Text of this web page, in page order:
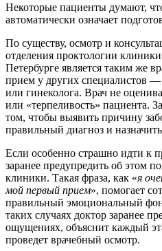
Некоторые пациенты думают,
автоматически означает
По существу, осмотр и
отделения проктологии
Петербурге является таким же
прием у других специалистов —
или гинеколога. Врач не
или «терпеливость» пациента.
том, чтобы выявить причину
правильный диагноз и
Если особенно страшно идти к
заранее предупредить об этом
клиники. Такая фраза, как «я
мой первый прием», помогает
правильный эмоциональный
таких случаях доктор заранее
ощущениях, объяснит каждый
проведет врачебный осмотр.